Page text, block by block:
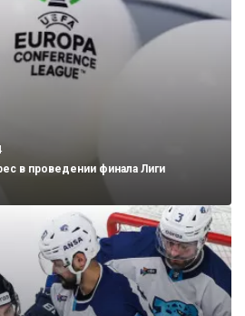
в проведении финала Лиги